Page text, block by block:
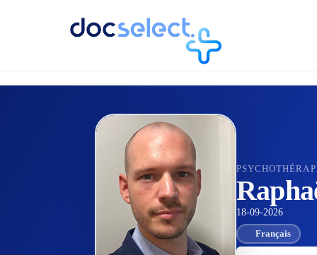
18-09-2026
Français